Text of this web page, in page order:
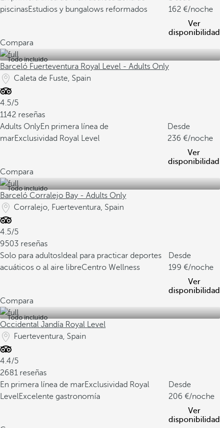
piscinasEstudios y bungalows reformados
162
/noche
Ver
disponibilidad
Compara
Todo incluido
Barceló Fuerteventura Royal Level - Adults Only
Caleta de Fuste, Spain
4.5/5
1142 reseñas
Adults OnlyEn primera línea de
marExclusividad Royal Level
Desde
236
/noche
Ver
disponibilidad
Compara
Todo incluido
Barceló Corralejo Bay - Adults Only
Corralejo, Fuerteventura, Spain
4.5/5
9503 reseñas
Solo para adultos Ideal para practicar deportes
acuáticos o al aire libreCentro Wellness
Desde
199
/noche
Ver
disponibilidad
Compara
Todo incluido
Occidental Jandía Royal Level
Fuerteventura, Spain
4.4/5
2681 reseñas
En primera línea de marExclusividad Royal
LevelExcelente gastronomía
Desde
206
/noche
Ver
disponibilidad